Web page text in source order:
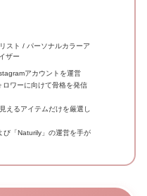
スト / パーソナルカラーア
ザー
アカウントを運営
ロワーに向けて骨格を発信
えるアイテムだけを厳選し
び「Naturily」の運営を手が